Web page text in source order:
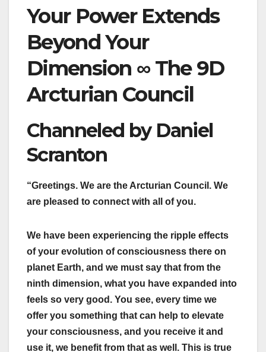
Your Power Extends
Beyond Your
Dimension ∞ The 9D
Arcturian Council
Channeled by Daniel
Scranton
“Greetings. We are the Arcturian Council. We
are pleased to connect with all of you.
We have been experiencing the ripple effects
of your evolution of consciousness there on
planet Earth, and we must say that from the
ninth dimension, what you have expanded into
feels so very good. You see, every time we
offer you something that can help to elevate
your consciousness, and you receive it and
use it, we benefit from that as well. This is true